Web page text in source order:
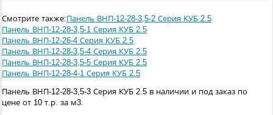
Смотрите также:Панель ВНП-12-28-3,5-2 Серия КУБ 2.5
Панель ВНП-12-28-3,5-1 Серия КУБ 2.5
Панель ВНП-12-26-4 Серия КУБ 2.5
Панель ВНП-12-28-3,5-4 Серия КУБ 2.5
Панель ВНП-12-28-3,5-5 Серия КУБ 2.5
Панель ВНП-12-28-4-1 Серия КУБ 2.5
Панель ВНП-12-28-3,5-3 Серия КУБ 2.5 в наличии и под заказ по
цене от 10 т.р. за м3.